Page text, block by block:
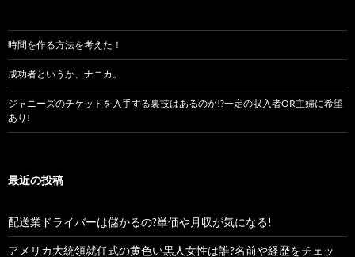
時間を作る方法を考えた！
成功者というか、ナニカ。
ジャニーズのチケットを入手する裏技はあるのか!?一定の収入者OR主婦に希望
あり!
最近の投稿
配送業ドライバーは儲かるの?単価や月収が気になる!
アメリカ大統領就任式の黄色い黒人女性は誰?名前や経歴をチェッ